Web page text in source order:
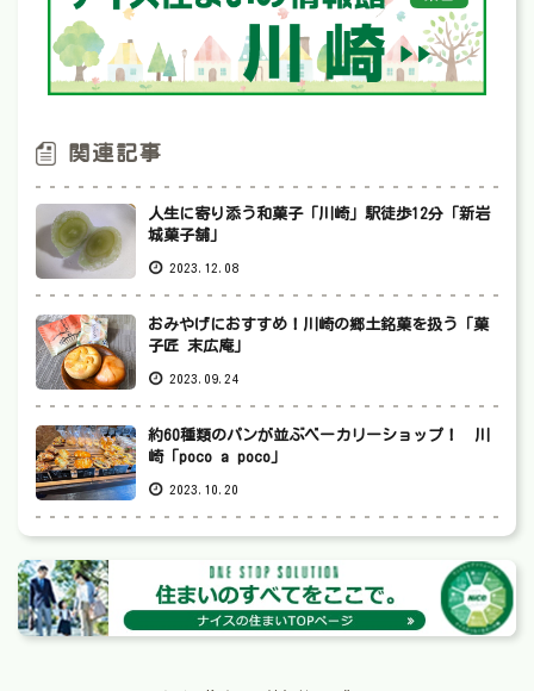
関連記事
人生に寄り添う和菓子「川崎」駅徒歩12分「新岩
城菓子舗」
2023.12.08
おみやげにおすすめ！川崎の郷土銘菓を扱う「菓
子匠 末広庵」
2023.09.24
約60種類のパンが並ぶベーカリーショップ！ 川
崎「poco a poco」
2023.10.20